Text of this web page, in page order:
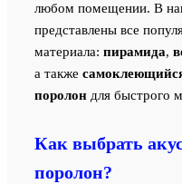
любом помещении. В
представлены все
материала: пирамида,
а также
поролон для быстрого
Как выбрать
поролон?